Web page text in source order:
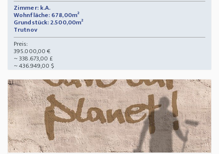
Zimmer: k.A.
Wohnfläche: 678,00m²
Grundstück: 2.500,00m²
Trutnov
Preis:
395.000,00 €
~ 338.673,00 £
~ 436.949,00 $